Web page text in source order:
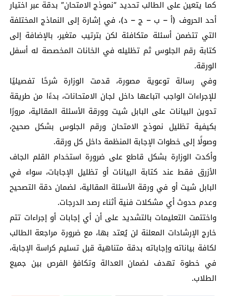
كما يتعين على الطالب تحديد “نموذج الامتحان” بدقة عبر اختيار
أحد الحروف (أ – ب – ج – د)، في إشارة إلى النماذج المختلفة
التي تتضمن أسئلة متكافئة لكن بترتيب متغير، بالإضافة إلى
كتابة رقم الجلوس ثم تظليله في الخانات المخصصة له أسفل
الورقة.
وفي رسالة توعوية مصورة، قدمت الوزارة شرحًا تفصيليًا
للإجراءات الواجب اتباعها داخل لجان الامتحانات، بدءًا من طريقة
تدوين البيانات على البابل شيت وورقة الأسئلة المقالية، مرورًا
بكيفية تظليل نموذج الامتحان ورقم الجلوس بشكل صحيح،
وصولًا إلى خطوات الإجابة المنظمة داخل كل ورقة.
وأكدت الوزارة بشكل قاطع على ضرورة استخدام القلم الجاف
الأزرق فقط عند كتابة البيانات أو تظليل الإجابات، سواء في
البابل شيت أو في ورقة الأسئلة المقالية، لضمان دقة التصحيح
وعدم حدوث أي مشكلات فنية أثناء رصد الدرجات.
واختتمت التعليمات بالتشديد على أن أي إجابات أو إجراءات تتم
خارج الإرشادات المعلنة لن يُعتد بها، مع ضرورة مراجعة الطالب
لكافة بياناته وإجاباته بدقة متناهية قبل تسليم كراسة الإجابة،
في خطوة تهدف لضمان العدالة وتكافؤ الفرص بين جميع
الطلاب.